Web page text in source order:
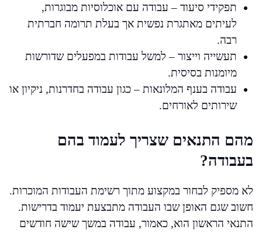
תפקידי סיעוד – עבודה עם אוכלוסיות מבוגרות,
לעיתים מאתגרת נפשית אך בעלת תרומה חברתית
רבה.
תעשייה וייצור – למשל עבודות במפעלים שדורשות
מיומנות בסיסית.
עבודה בענף המלונאות – כגון עבודה בחדרנות, ניקיון או
שירותים לאורחים.
מהם התנאים שצריך לעמוד בהם
בעבודה?
לא מספיק לבחור במקצוע מתוך רשימת העבודות המוכרות.
חשוב שגם האופן שבו העבודה מתבצעת יעמוד בדרישות.
התנאי הראשון הוא, כאמור, עבודה במשך שישה חודשים